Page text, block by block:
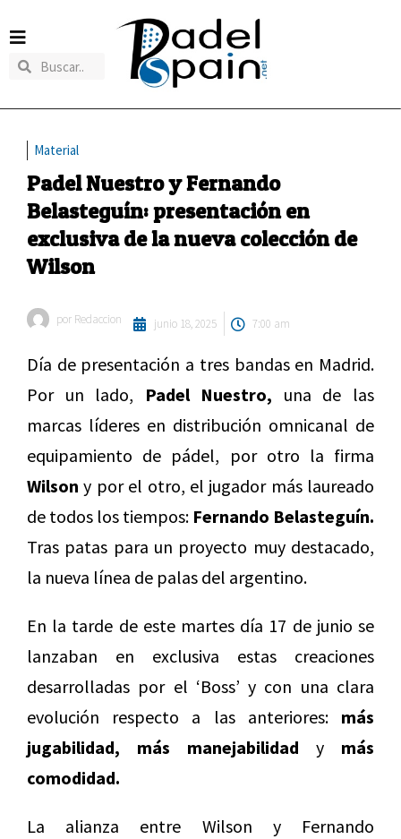
Material
Padel Nuestro y Fernando
Belasteguín: presentación en
exclusiva de la nueva colección de
Wilson
por Redaccion junio 18, 2025 7:00 am
Día de presentación a tres bandas en Madrid.
Por un lado, Padel Nuestro, una de las
marcas líderes en distribución omnicanal de
equipamiento de pádel, por otro la firma
Wilson y por el otro, el jugador más laureado
de todos los tiempos: Fernando Belasteguín.
Tras patas para un proyecto muy destacado,
la nueva línea de palas del argentino.
En la tarde de este martes día 17 de junio se
lanzaban en exclusiva estas creaciones
desarrolladas por el ‘Boss’ y con una clara
evolución respecto a las anteriores: más
jugabilidad, más manejabilidad y más
comodidad.
La alianza entre Wilson y Fernando